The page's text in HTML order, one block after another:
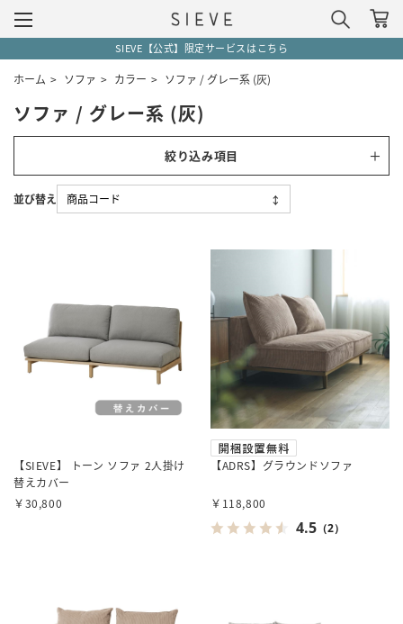
SIEVE【公式】限定サービスはこちら
ホーム > ソファ > カラー > ソファ / グレー系 (灰)
ソファ / グレー系 (灰)
絞り込み項目
【SIEVE】 トーン ソファ 2人掛け
替えカバー
￥30,800
【ADRS】グラウンドソファ
￥118,800
4.5 （2）